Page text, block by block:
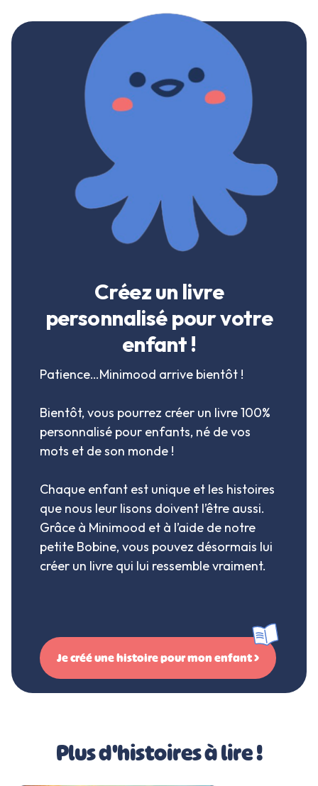
Créez un livre
personnalisé pour votre
enfant !
Patience…Minimood arrive bientôt !
Bientôt, vous pourrez créer un livre 100%
personnalisé pour enfants, né de vos
mots et de son monde !
Chaque enfant est unique et les histoires
que nous leur lisons doivent l’être aussi.
Grâce à Minimood et à l’aide de notre
petite Bobine, vous pouvez désormais lui
créer un livre qui lui ressemble vraiment.
Je créé une histoire pour mon enfant >
Plus d'histoires à lire !